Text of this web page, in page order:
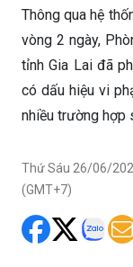
Thông qua hệ
vòng 2 ngày,
tỉnh Gia Lai đã
có dấu hiệu vi
nhiều trường hợp
Thứ Sáu 26/06/
(GMT+7)